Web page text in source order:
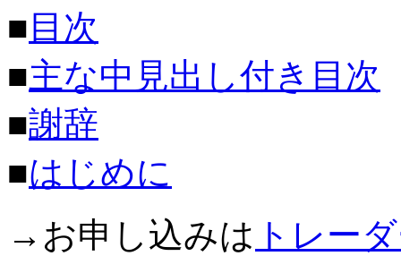
■ 目次
■主な中見出し付き目次
■謝辞
■はじめに
→お申し込みは トレー